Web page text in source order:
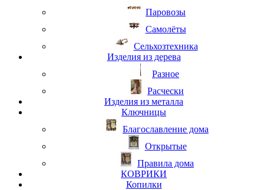
Паровозы
Самолёты
Сельхозтехника
Изделия из дерева
Разное
Расчески
Изделия из металла
Ключницы
Благославление дома
Открытые
Правила дома
КОВРИКИ
Копилки